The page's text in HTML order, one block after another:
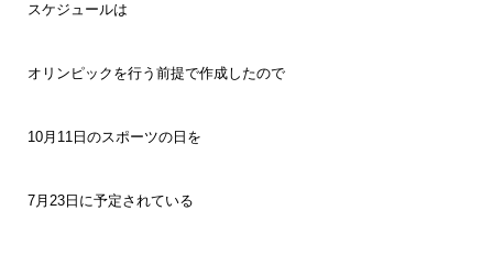
スケジュールは
オリンピック を行う前提で作成したので
10月11日のスポーツの日を
7月23日に予定されている